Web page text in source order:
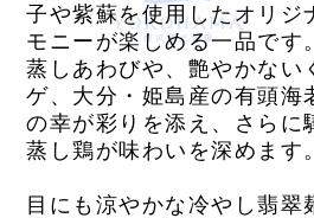
子や紫蘇を使用したオリジ
モニーが楽しめる一品です。
蒸しあわびや、艶やかない
ゲ、大分・姫島産の有頭海
の幸が彩りを添え、さらに
蒸し鶏が味わいを深めます。
目にも涼やかな冷やし翡翠